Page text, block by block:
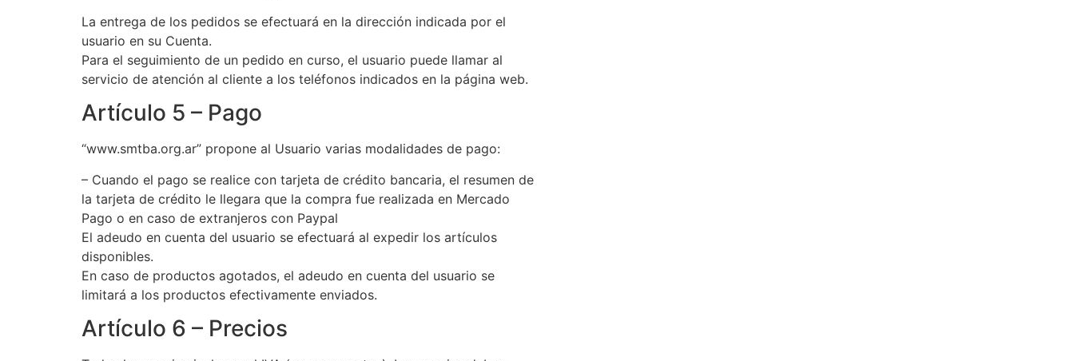
La entrega de los pedidos se efectuará en la dirección indicada por el
usuario en su Cuenta.
Para el seguimiento de un pedido en curso, el usuario puede llamar al
servicio de atención al cliente a los teléfonos indicados en la página web.
Artículo 5 – Pago
“www.smtba.org.ar” propone al Usuario varias modalidades de pago:
– Cuando el pago se realice con tarjeta de crédito bancaria, el resumen de
la tarjeta de crédito le llegara que la compra fue realizada en Mercado
Pago o en caso de extranjeros con Paypal
El adeudo en cuenta del usuario se efectuará al expedir los artículos
disponibles.
En caso de productos agotados, el adeudo en cuenta del usuario se
limitará a los productos efectivamente enviados.
Artículo 6 – Precios